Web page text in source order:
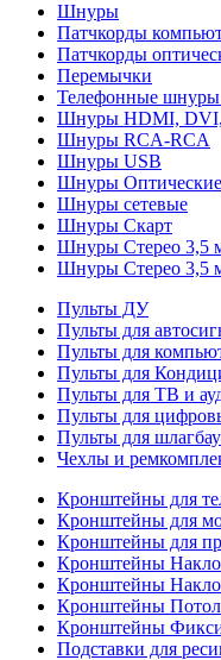
Шнуры
Патчкорды
Патчкорды
Перемычки
Телефонные шнуры
Шнуры HDMI,
Шнуры RCA-RCA
Шнуры USB
Шнуры
Шнуры сетевые
Шнуры Скарт
Шнуры Стерео 3,5
Шнуры Стерео 3,5
Пульты ДУ
Пульты для
Пульты для
Пульты для
Пульты для ТВ и
Пульты для
Пульты для
Чехлы и
Кронштейны для
Кронштейны для
Кронштейны для
Кронштейны
Кронштейны
Кронштейны
Кронштейны
Подставки для